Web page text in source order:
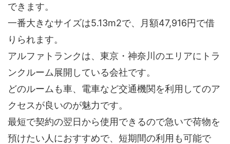
できます。
一番大きなサイズは5.13m2で、月額47,916円で借
りられます。
アルファトランクは、東京・神奈川のエリアにトラ
ンクルーム展開している会社です。
どのルームも車、電車など交通機関を利用してのア
クセスが良いのが魅力です。
最短で契約の翌日から使用できるので急いで荷物を
預けたい人におすすめで、短期間の利用も可能で